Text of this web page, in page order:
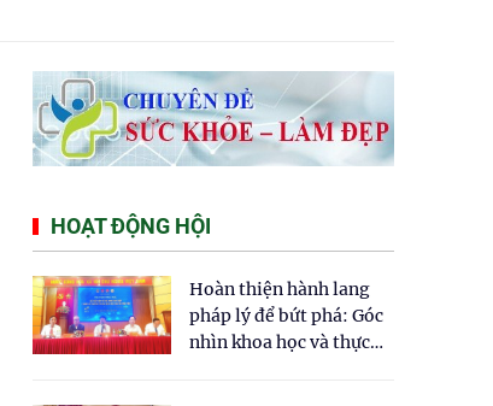
HOẠT ĐỘNG HỘI
Hoàn thiện hành lang
pháp lý để bứt phá: Góc
nhìn khoa học và thực